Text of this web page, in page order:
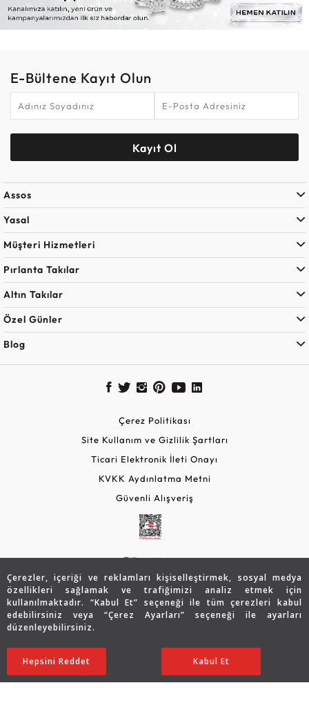
Çerezler, içeriği ve reklamları kişiselleştirmek, sosyal medya
özellikleri sağlamak ve trafiğimizi analiz etmek için
kullanılmaktadır. “Kabul Et” seçeneği ile tüm çerezleri kabul
edebilirsiniz veya “Çerez Ayarları” seçeneği ile ayarları
düzenleyebilirsiniz.
Ayarları Düzenle
Hepsini Reddet Kabul Et
73.774 TL
36.887TL SATIN ALIN
E-Bültene Kayıt Olun
Kayıt Ol
Assos
Yasal
Müşteri Hizmetleri
Pırlanta Takılar
Altın Takılar
Özel Günler
Blog
© 2026 Assos Diamond
Çerez Politikası
Site Kullanım ve Gizlilik Şartları
Ticari Elektronik İleti Onayı
KVKK Aydınlatma Metni
Güvenli Alışveriş
Copyright © 2026 Assos Pırlanta - Bu sitenin tüm hakları